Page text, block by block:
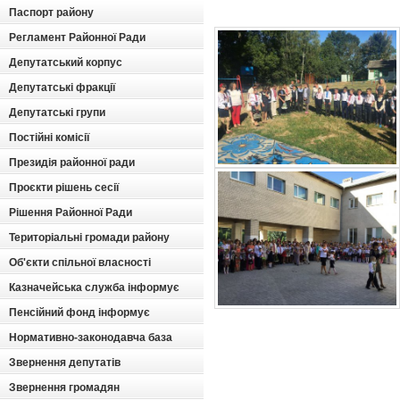
Паспорт району
Регламент Районної Ради
Депутатський корпус
Депутатські фракції
Депутатські групи
Постійні комісії
Президія районної ради
Проєкти рішень сесії
Рішення Районної Ради
Територіальні громади району
Об'єкти спільної власності
Казначейська служба інформує
Пенсійний фонд інформує
Нормативно-законодавча база
Звернення депутатів
Звернення громадян